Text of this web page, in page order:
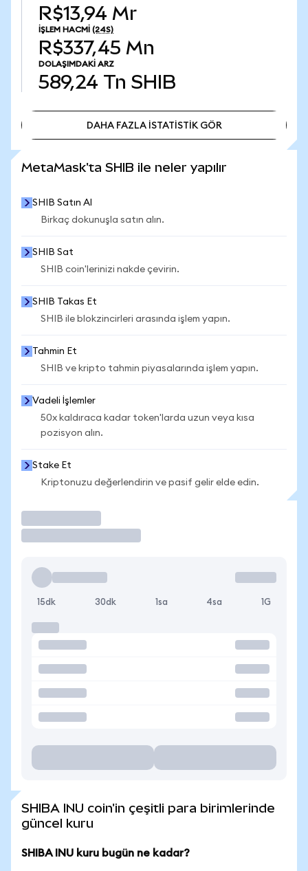
R$13,94 Mr
İŞLEM HACMI (24S)
R$337,45 Mn
DOLAŞIMDAKI ARZ
589,24 Tn SHIB
DAHA FAZLA İSTATİSTİK GÖR
MetaMask'ta SHIB ile neler yapılır
SHIB Satın Al
Birkaç dokunuşla satın alın.
SHIB Sat
SHIB coin'lerinizi nakde çevirin.
SHIB Takas Et
SHIB ile blokzincirleri arasında işlem yapın.
Tahmin Et
SHIB ve kripto tahmin piyasalarında işlem yapın.
Vadeli İşlemler
50x kaldıraca kadar token'larda uzun veya kısa
pozisyon alın.
Stake Et
Kriptonuzu değerlendirin ve pasif gelir elde edin.
15dk 30dk 1sa 4sa 1G
SHIBA INU coin'in çeşitli para birimlerinde
güncel kuru
SHIBA INU kuru bugün ne kadar?